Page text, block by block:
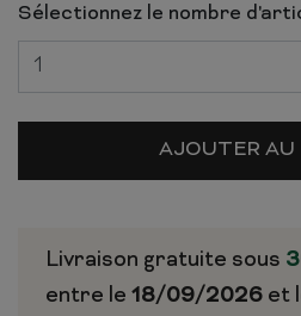
Sélectionnez le nombre
AJOUTER AU
Livraison gratuite sous
entre le 18/09/2026 et